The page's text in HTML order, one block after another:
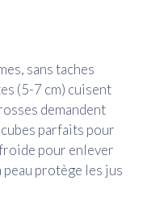
sans taches
(5-7 cm) cuisent
demandent
parfaits pour
froide pour enlever
protège les jus